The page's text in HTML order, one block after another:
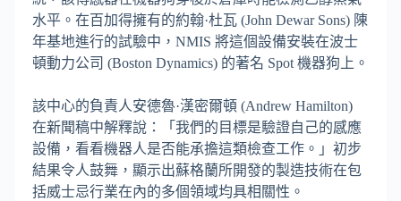
水平。在百加得擁有的約翰·杜瓦 (John Dewar Sons) 陳
年基地進行的試驗中，NMIS 將這個設備安裝在波士
頓動力公司 (Boston Dynamics) 的著名 Spot 機器狗上。
該中心的負責人安德魯·漢密爾頓 (Andrew Hamilton)
在新聞稿中解釋說：「我們的目標是驗證自己的感應
設備，看看機器人是否能承擔這類檢查工作。」初步
結果令人鼓舞，顯示出蘇格蘭所開發的製造技術在包
括威士忌行業在內的多個領域均具相關性。